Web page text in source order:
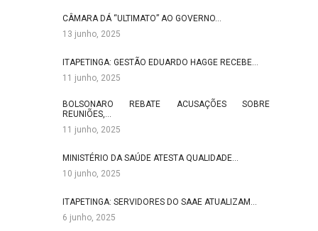
CÂMARA DÁ “ULTIMATO” AO GOVERNO…
13 junho, 2025
ITAPETINGA: GESTÃO EDUARDO HAGGE RECEBE…
11 junho, 2025
BOLSONARO REBATE ACUSAÇÕES SOBRE
REUNIÕES,…
11 junho, 2025
MINISTÉRIO DA SAÚDE ATESTA QUALIDADE…
10 junho, 2025
ITAPETINGA: SERVIDORES DO SAAE ATUALIZAM…
6 junho, 2025